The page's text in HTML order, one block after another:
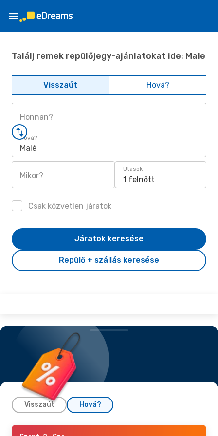
Találj remek repülőjegy-ajánlatokat ide: Male
Visszaút Hová?
Honnan?
Hová?
Malé
Mikor?
Utasok
1 felnőtt
Csak közvetlen járatok
Repülő + szállás keresése
Járatok keresése
Visszaút Hová?